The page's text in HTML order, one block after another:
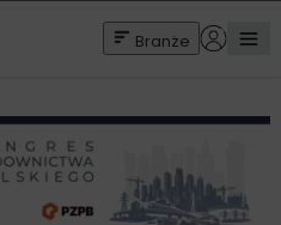
Branże